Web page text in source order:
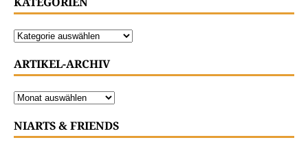
ARTIKEL-ARCHIV
NIARTS & FRIENDS